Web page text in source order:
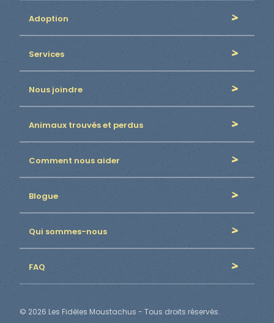
Adoption
Services
Nous joindre
Animaux trouvés et perdus
Comment nous aider
Blogue
Qui sommes-nous
FAQ
© 2026 Les Fidèles Moustachus - Tous droits réservés.